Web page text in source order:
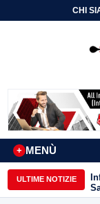
CHI
MENÙ
+
ULTIME NOTIZIE